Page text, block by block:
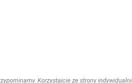
Korzystajcie ze strony